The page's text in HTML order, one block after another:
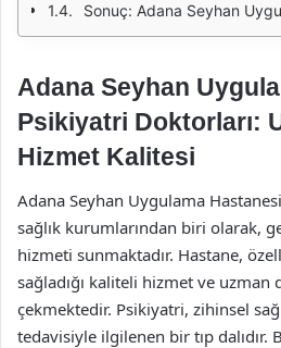
Sonuç: Adana Seyhan Uygulama
Adana Seyhan
Psikiyatri Doktorları:
Hizmet Kalitesi
Adana Seyhan Uygulama
sağlık kurumlarından biri olarak,
hizmeti sunmaktadır. Hastane,
sağladığı kaliteli hizmet ve
çekmektedir. Psikiyatri, zihinsel
tedavisiyle ilgilenen bir tıp dalıdır.